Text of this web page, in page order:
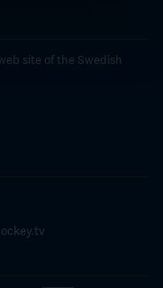
site of the Swedish